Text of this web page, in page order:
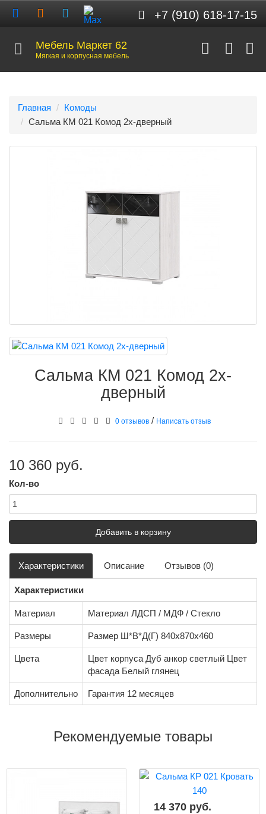
+7 (910) 618-17-15
Мебель Маркет 62
Мягкая и корпусная мебель
Главная
Комоды
Сальма КМ 021 Комод 2х-дверный
Сальма КМ 021 Комод 2х-
дверный
0 отзывов/ Написать отзыв
10 360 руб.
Кол-во
Добавить в корзину
Характеристики Описание Отзывов (0)
Характеристики
Материал Материал ЛДСП / МДФ / Стекло
Размеры Размер Ш*В*Д(Г) 840х870х460
Цвета
Цвет корпуса Дуб анкор светлый Цвет
фасада Белый глянец
Дополнительно Гарантия 12 месяцев
Рекомендуемые товары
14 370 руб.